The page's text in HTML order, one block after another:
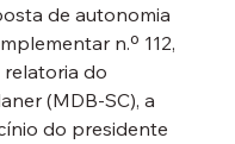
de autonomia
n.º 112,
do
(MDB-SC), a
do presidente